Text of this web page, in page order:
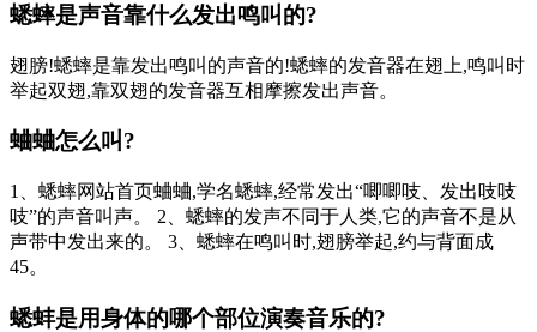
蟋蟀是声音靠什么发出鸣叫的?
翅膀!蟋蟀是靠发出鸣叫的声音的!蟋蟀的发音器在翅上,鸣叫时
举起双翅,靠双翅的发音器互相摩擦发出声音。
蛐蛐怎么叫?
1、蟋蟀网站首页蛐蛐,学名蟋蟀,经常发出“唧唧吱、发出吱吱
吱”的声音叫声。 2、蟋蟀的发声不同于人类,它的声音不是从
声带中发出来的。 3、蟋蟀在鸣叫时,翅膀举起,约与背面成
45。
蟋蚌是用身体的哪个部位演奏音乐的?